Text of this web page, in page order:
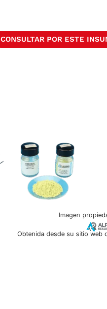
CONSULTAR POR ESTE
Imagen
Obtenida desde su sitio web